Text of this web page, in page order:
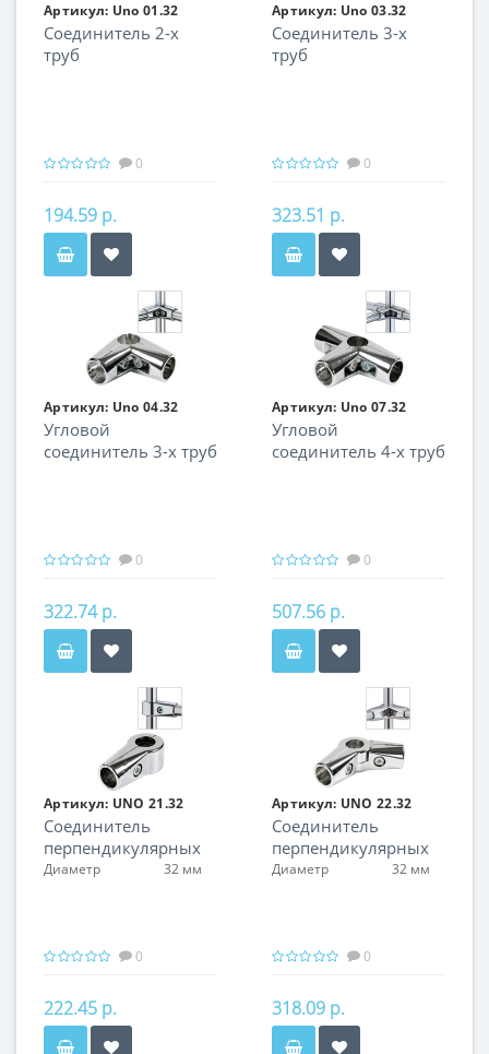
Артикул: Uno 01.32
Соединитель 2-х
труб
0
194.59 р.
Артикул: Uno 03.32
Соединитель 3-х
труб
0
323.51 р.
Артикул: Uno 04.32
Угловой
соединитель 3-х труб
0
322.74 р.
Артикул: Uno 07.32
Угловой
соединитель 4-х труб
0
507.56 р.
Артикул: UNO 21.32
Соединитель
перпендикулярных
2-х труб
Диаметр 32 мм
0
222.45 р.
Артикул: UNO 22.32
Соединитель
перпендикулярных
3-х труб поворотный
Диаметр 32 мм
0
318.09 р.